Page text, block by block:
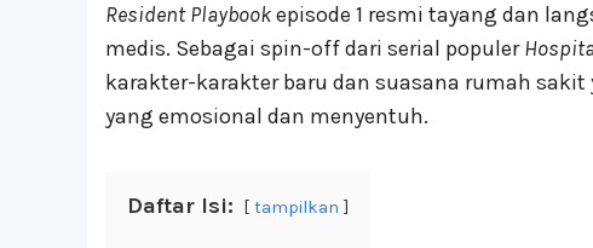
Resident Playbookepisode 1 resmi tayang dan
medis. Sebagai spin-off dari serial populer
karakter-karakter baru dan suasana rumah
yang emosional dan menyentuh.
Daftar Isi: tampilkan